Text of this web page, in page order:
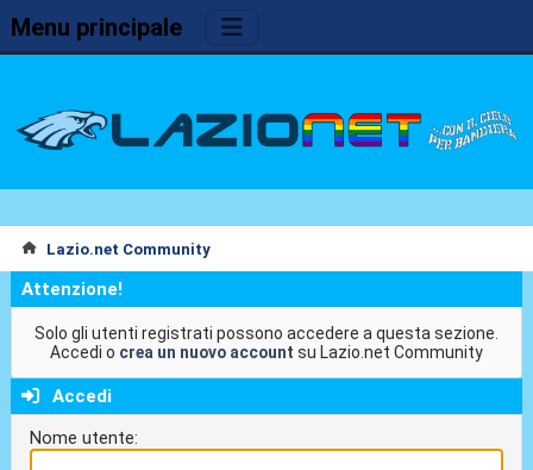
Menu principale
Lazio.net Community
Attenzione!
Solo gli utenti registrati possono accedere a questa sezione.
Accedi o crea un nuovo account su Lazio.net Community
Accedi
Nome utente: